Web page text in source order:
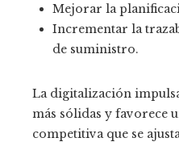
Mejorar la
Incrementar la
de suministro.
La digitalización
más sólidas y favorece
competitiva que se